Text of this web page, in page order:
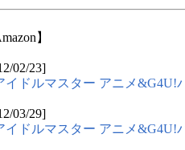
】
02/23]
イドルマスター アニメ&G4U!
03/29]
イドルマスター アニメ&G4U!